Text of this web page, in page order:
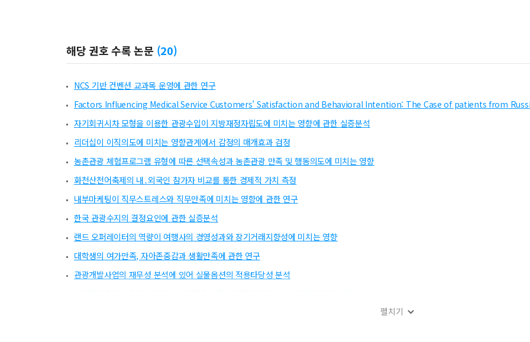
해당 권호 수록 논문 (20)
NCS 기반 컨벤션 교과목 운영에 관한 연구
Factors Influencing Medical Service Customers’ Satisfaction and Behavioral Intention: The Case of patients from
자기회귀시차 모형을 이용한 관광수입이 지방재정자립도에 미치는 영향에 관한 실증분석
리더십이 이직의도에 미치는 영향관계에서 감정의 매개효과 검정
농촌관광 체험프로그램 유형에 따른 선택속성과 농촌관광 만족 및 행동의도에 미치는 영향
화천산천어축제의 내․외국인 참가자 비교를 통한 경제적 가치 측정
내부마케팅이 직무스트레스와 직무만족에 미치는 영향에 관한 연구
한국 관광수지의 결정요인에 관한 실증분석
랜드 오퍼레이터의 역량이 여행사의 경영성과와 장기거래지향성에 미치는 영향
대학생의 여가만족, 자아존중감과 생활만족에 관한 연구
관광개발사업의 재무성 분석에 있어 실물옵션의 적용타당성 분석
펼치기